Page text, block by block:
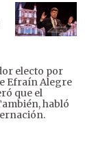
electo por
Efraín Alegre
que el
habló